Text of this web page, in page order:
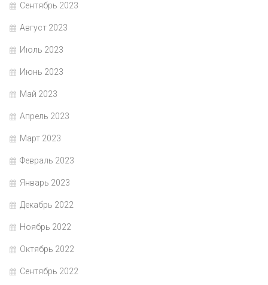
Сентябрь 2023
Август 2023
Июль 2023
Июнь 2023
Май 2023
Апрель 2023
Март 2023
Февраль 2023
Январь 2023
Декабрь 2022
Ноябрь 2022
Октябрь 2022
Сентябрь 2022